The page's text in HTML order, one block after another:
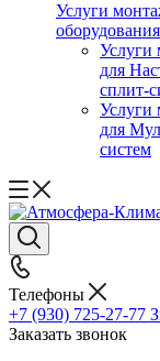
Услуги
оборудования
Услуги
для
сплит-
Услуги
для
систем
Телефоны
+7 (930) 725-27-77
Заказать звонок